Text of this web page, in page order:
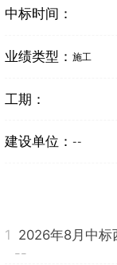
中标时间：
业绩类型： 施工
工期：
建设单位： --
1 2026年8月中标
--